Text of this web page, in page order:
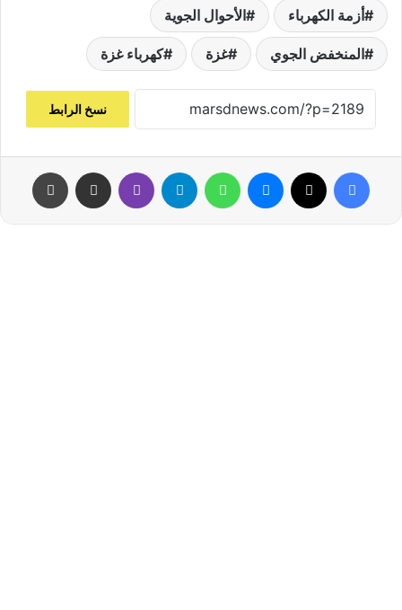
أزمة الكهرباء الأحوال الجوية
المنخفض الجوي غزة كهرباء غزة
نسخ الرابط
فيسبوك ماسنجر واتساب تيلقرام ڤايبر مشاركة عبر البريد